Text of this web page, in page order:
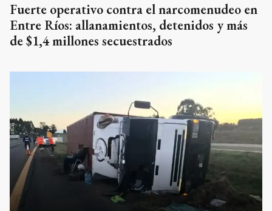
Fuerte operativo contra el narcomenudeo en
Entre Ríos: allanamientos, detenidos y más
de $1,4 millones secuestrados